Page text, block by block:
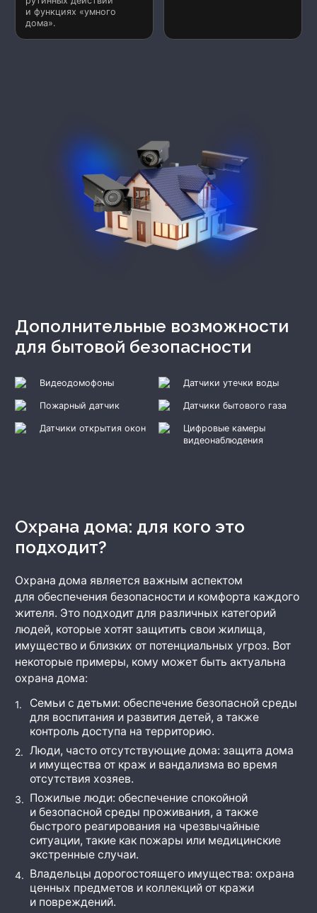
и функциях «умного
дома».
Дополнительные возможности
для бытовой безопасности
Видеодомофоны
Пожарный датчик
Датчики открытия окон
Датчики утечки воды
Датчики бытового газа
Цифровые камеры
видеонаблюдения
Охрана дома: для кого это
подходит?
Охрана дома является важным аспектом
для обеспечения безопасности и комфорта каждого
жителя. Это подходит для различных категорий
людей, которые хотят защитить свои жилища,
имущество и близких от потенциальных угроз. Вот
некоторые примеры, кому может быть актуальна
охрана дома:
Семьи с детьми: обеспечение безопасной среды
для воспитания и развития детей, а также
контроль доступа на территорию.
Люди, часто отсутствующие дома: защита дома
и имущества от краж и вандализма во время
отсутствия хозяев.
Пожилые люди: обеспечение спокойной
и безопасной среды проживания, а также
быстрого реагирования на чрезвычайные
ситуации, такие как пожары или медицинские
экстренные случаи.
Владельцы дорогостоящего имущества: охрана
ценных предметов и коллекций от кражи
и повреждений.